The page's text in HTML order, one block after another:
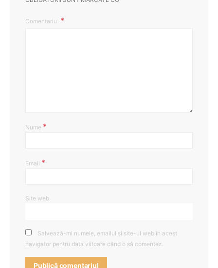
Comentariu
Nume *
Email *
Site web
Salvează-mi numele, emailul și site-ul web în acest
navigator pentru data viitoare când o să comentez.